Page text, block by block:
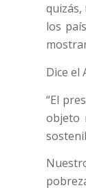
quizás,
los
Dice el
“El
objeto